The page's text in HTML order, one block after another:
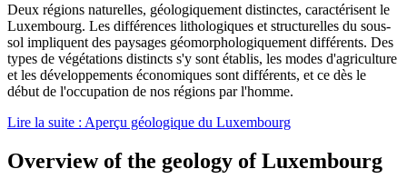
Deux régions naturelles, géologiquement distinctes, caractérisent le
Luxembourg. Les différences lithologiques et structurelles du sous-
sol impliquent des paysages géomorphologiquement différents. Des
types de végétations distincts s'y sont établis, les modes d'agriculture
et les développements économiques sont différents, et ce dès le
début de l'occupation de nos régions par l'homme.
Lire la suite : Aperçu géologique du Luxembourg
Overview of the geology of Luxembourg